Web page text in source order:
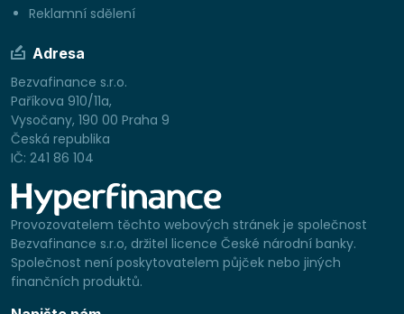
Reklamní sdělení
Adresa
Bezvafinance s.r.o.
Paříkova 910/11a,
Vysočany, 190 00 Praha 9
Česká republika
IČ: 241 86 104
Provozovatelem těchto webových stránek je společnost
Bezvafinance s.r.o, držitel licence České národní banky.
Společnost není poskytovatelem půjček nebo jiných
finančních produktů.